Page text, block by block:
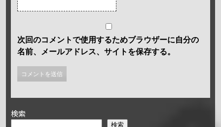
次回のコメントで使用するためブラウザーに自分の
名前、メールアドレス、サイトを保存する。
検索
検索